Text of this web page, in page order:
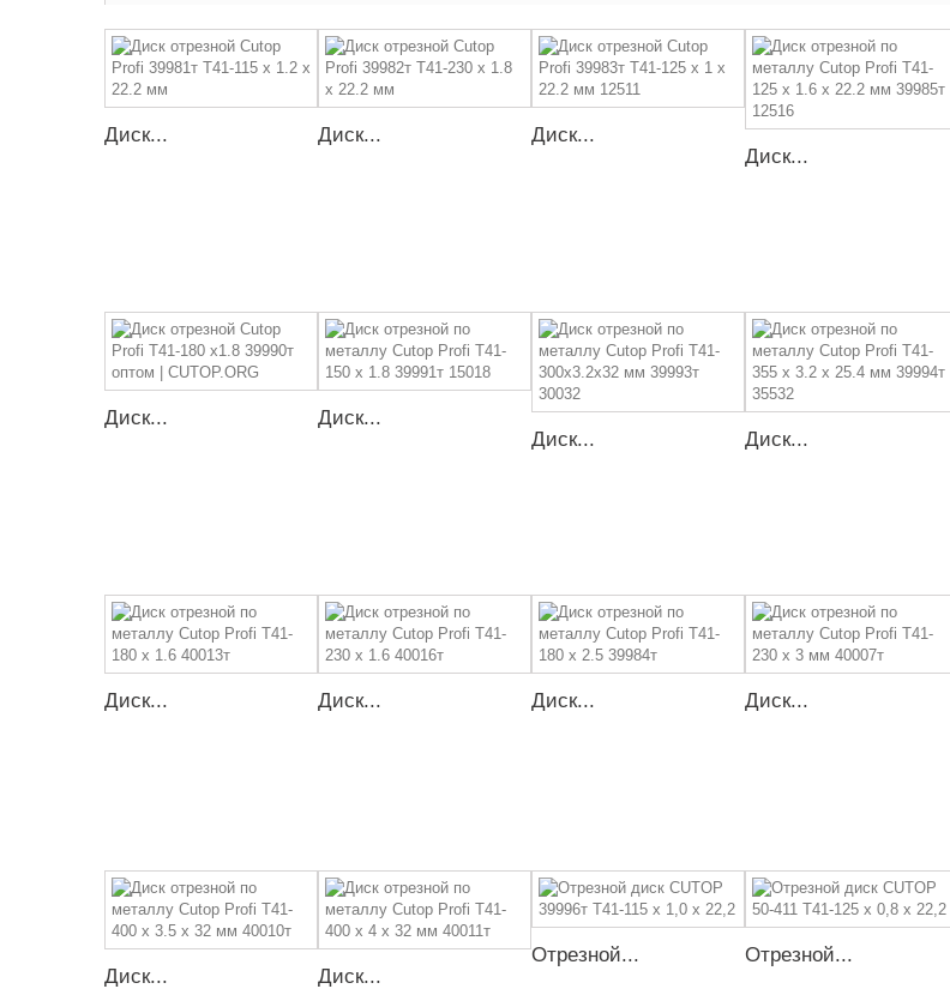
Диск... Диск...
Диск...
Диск...
Диск...
Диск...
Диск...
Диск...
Диск... Диск... Диск... Диск...
Диск... Диск...
Отрезной... Отрезной...